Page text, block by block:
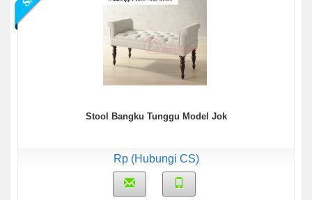
Stool Bangku Tunggu Model Jok
Rp (Hubungi CS)